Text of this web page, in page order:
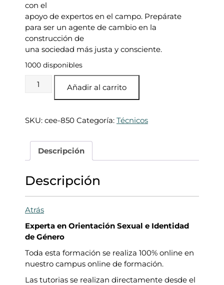
a
5
0
0
.
5
,
0
€
con el
apoyo de expertos en el campo. Prepárate
para ser un agente de cambio en la
construcción de
una sociedad más justa y consciente.
1000 disponibles
EXPERTA
ORIENTACIÓN
E
Añadir al carrito
SKU: cee-850 Categoría: Técnicos
Descripción
Descripción
Atrás
Experta en Orientación Sexual e Identidad
de Género
Toda esta formación se realiza 100% online en
nuestro campus online de formación.
Las tutorias se realizan directamente desde el